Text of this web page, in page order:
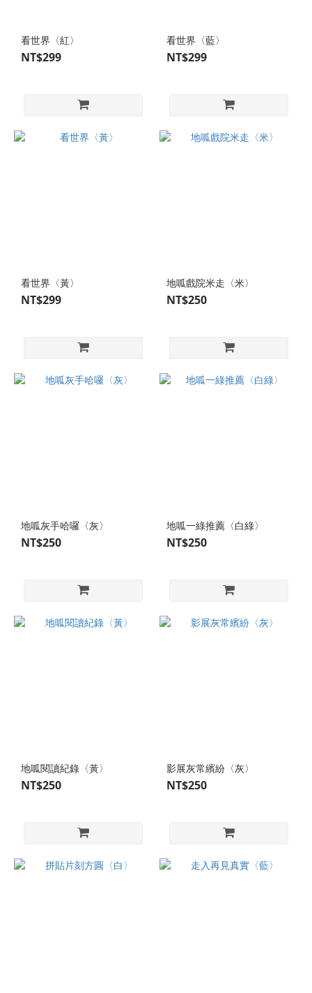
看世界〈紅〉
NT$299
看世界〈藍〉
NT$299
看世界〈黃〉
NT$299
地呱戲院米走〈米〉
NT$250
地呱灰手哈囉〈灰〉
NT$250
地呱一綠推薦〈白綠〉
NT$250
地呱閱讀紀錄〈黃〉
NT$250
影展灰常繽紛〈灰〉
NT$250